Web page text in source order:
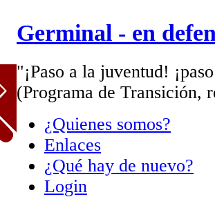
Germinal - en
"¡Paso a la juventud!
(Programa de Transición,
¿Quienes somos?
Enlaces
¿Qué hay de nuevo?
Login